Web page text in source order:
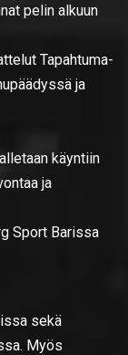
pelin alkuun
Tapahtuma-
ja
käyntiin
ja
Sport Barissa
sekä
Myös